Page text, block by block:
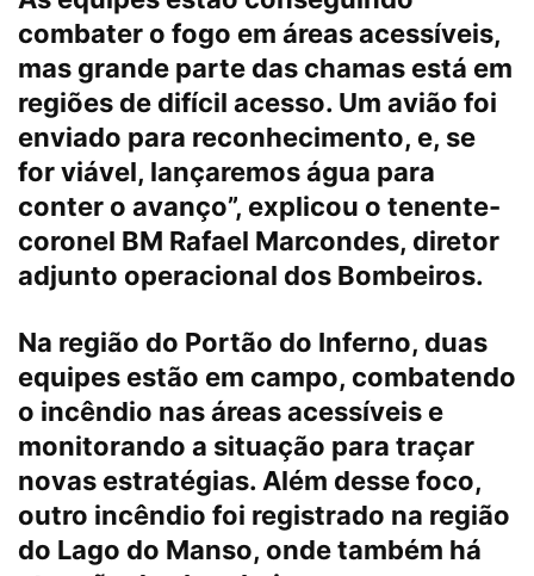
combater o fogo em áreas acessíveis,
mas grande parte das chamas está em
regiões de difícil acesso. Um avião foi
enviado para reconhecimento, e, se
for viável, lançaremos água para
conter o avanço”, explicou o tenente-
coronel BM Rafael Marcondes, diretor
adjunto operacional dos Bombeiros.
Na região do Portão do Inferno, duas
equipes estão em campo, combatendo
o incêndio nas áreas acessíveis e
monitorando a situação para traçar
novas estratégias. Além desse foco,
outro incêndio foi registrado na região
do Lago do Manso, onde também há